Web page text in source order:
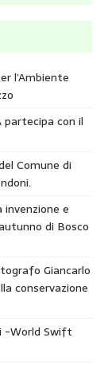
l’Ambiente
partecipa con il
Comune di
e
di Bosco
Giancarlo
conservazione
-World Swift